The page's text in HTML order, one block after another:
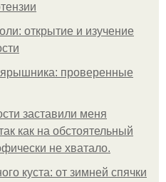
открытие и изучение
проверенные
заставили меня
как на обстоятельный
не хватало.
куста: от зимней спячки